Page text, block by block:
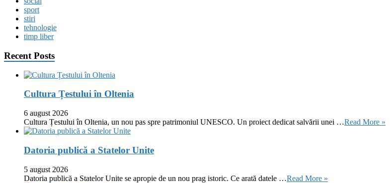
sport
stiri
tehnologie
timp liber
Recent Posts
Cultura Țestului în Oltenia
6 august 2026
Cultura Țestului în Oltenia, un nou pas spre patrimoniul UNESCO. Un proiect dedicat salvării unei …Read More »
Datoria publică a Statelor Unite
5 august 2026
Datoria publică a Statelor Unite se apropie de un nou prag istoric. Ce arată datele …Read More »